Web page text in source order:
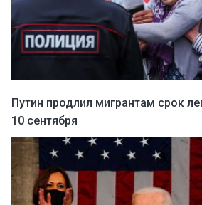
Путин продлил мигрантам срок
10 сентября